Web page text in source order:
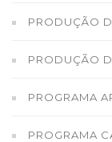
PRODUÇÃO
PRODUÇÃO
PROGRAMA
PROGRAMA